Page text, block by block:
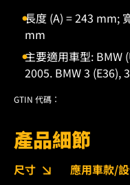
長度 (A) = 243 mm;
mm
主要適用車型: BMW
2005. BMW 3 (E36),
GTIN 代碼：
產品細節
尺寸 應用車款/